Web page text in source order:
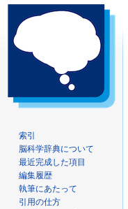
索引
脳科学辞典について
最近完成した項目
編集履歴
執筆にあたって
引用の仕方